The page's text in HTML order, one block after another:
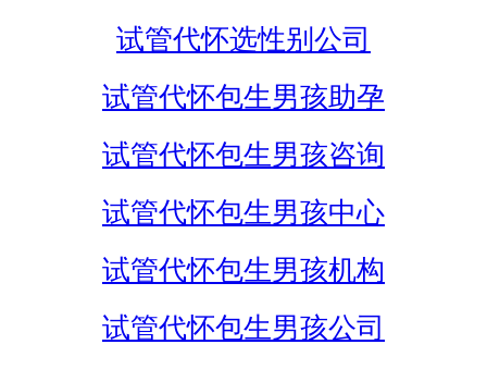
试管代怀选性别公司
试管代怀包生男孩助孕
试管代怀包生男孩咨询
试管代怀包生男孩中心
试管代怀包生男孩机构
试管代怀包生男孩公司